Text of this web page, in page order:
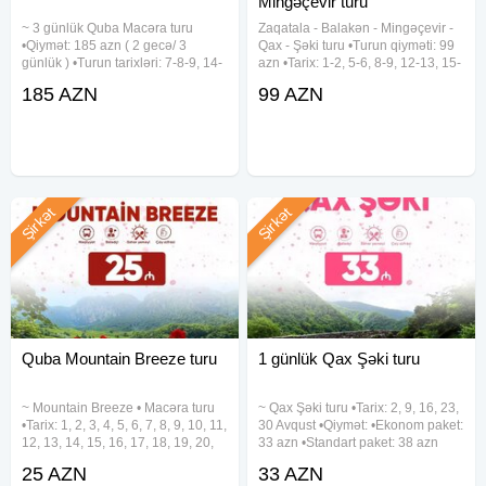
~ 3 günlük Quba Macəra turu
•Qiymət: 185 azn ( 2 gecə/ 3
günlük ) •Turun tarixləri: 7-8-9, 14-
✓Gəziləcək yerlər: - Təngaltı -
185 AZN
Zaqatala - Balakən - Mingəçevir -
Qax - Şəki turu •Turun qiyməti: 99
azn •Tarix: 1-2, 5-6, 8-9, 12-13, 15-
Avqust ✓Qiymətə daxildir: -
99 AZN
Quba Mountain Breeze turu
~ Mountain Breeze • Macəra turu
•Tarix: 1, 2, 3, 4, 5, 6, 7, 8, 9, 10, 11,
12, 13, 14, 15, 16, 17, 18, 19, 20,
30, 31 Avqust •Qiymət: •Ekonom
Şirkət
25 AZN
1 günlük Qax Şəki turu
~ Qax Şəki turu •Tarix: 2, 9, 16, 23,
30 Avqust •Qiymət: •Ekonom paket:
33 azn •Standart paket: 38 azn
xidməti •Ekskursiyalar •Çay süfrəsi
Şirkət
33 AZN